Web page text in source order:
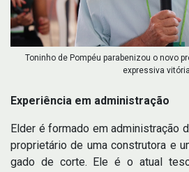
Toninho de Pompéu parabenizou o novo
expressiva vitória
Experiência em administração
Elder é formado em administração
proprietário de uma construtora e
gado de corte. Ele é o atual